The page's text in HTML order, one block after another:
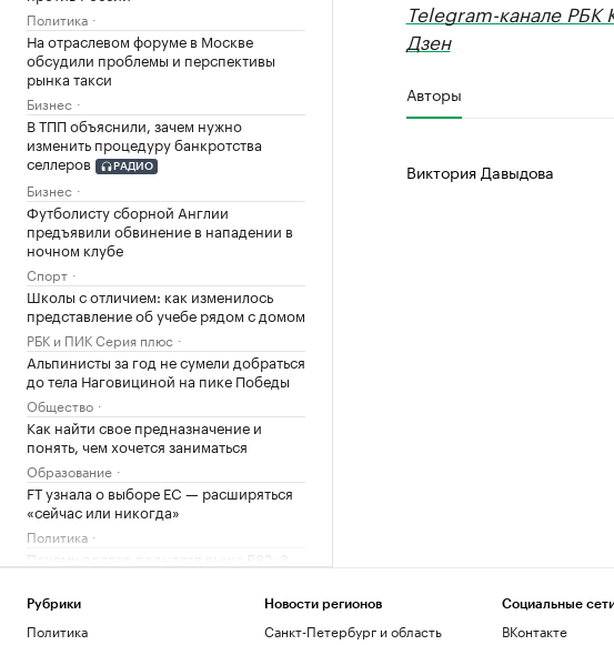
Политика
На отраслевом форуме в Москве
обсудили проблемы и перспективы
рынка такси
Бизнес
В ТПП объяснили, зачем нужно
изменить процедуру банкротства
селлеров
РАДИО
Бизнес
Футболисту сборной Англии
предъявили обвинение в нападении в
ночном клубе
Спорт
Школы с отличием: как изменилось
представление об учебе рядом с домом
РБК и ПИК Серия плюс
Альпинисты за год не сумели добраться
до тела Наговициной на пике Победы
Общество
Как найти свое предназначение и
понять, чем хочется заниматься
Образование
FT узнала о выборе ЕС — расширяться
«сейчас или никогда»
Политика
Почему доллар поднялся выше ₽82: 3
Инвестиции
Telegram-канале РБК
Дзен
Авторы
Виктория Давыдова
Рубрики
Политика
Новости регионов
Санкт-Петербург и область
Социальные
ВКонтакте